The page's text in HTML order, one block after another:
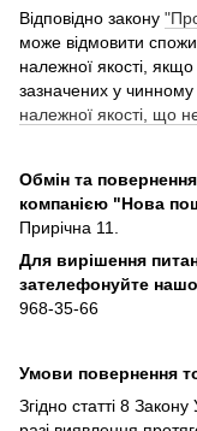
Відповідно закону
може відмовити
належної якості, якщо
зазначених у чинному
належної якості, що
Обмін та
компанією "Нова
Прирічна 11.
Для вирішення
зателефонуйте
968-35-66
Умови повернення
Згідно статті 8